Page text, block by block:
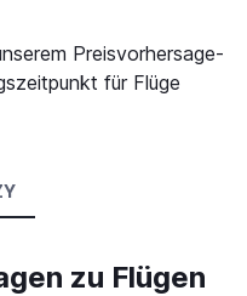
Preisvorhersage-
für Flüge
zu Flügen